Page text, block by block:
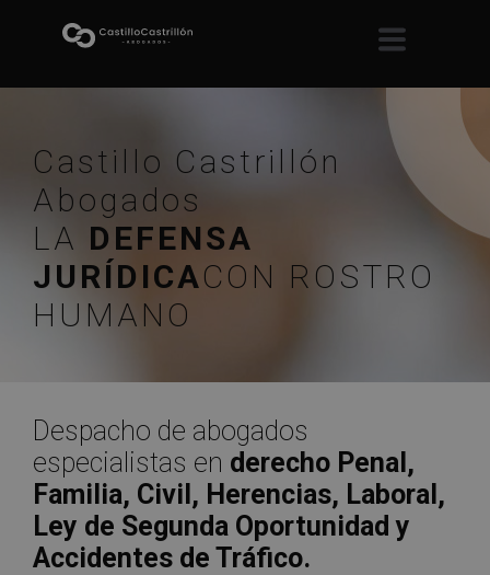
Castillo Castrillón
Abogados
LA DEFENSA
JURÍDICACON ROSTRO
HUMANO
Despacho de abogados
especialistas en derecho Penal,
Familia, Civil, Herencias, Laboral,
Ley de Segunda Oportunidad y
Accidentes de Tráfico.